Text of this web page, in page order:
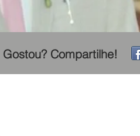
Gostou? Compartilhe!